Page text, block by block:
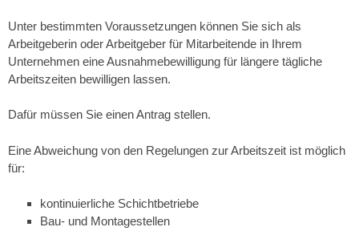
Unter bestimmten Voraussetzungen können Sie sich als
Arbeitgeberin oder Arbeitgeber für Mitarbeitende in Ihrem
Unternehmen eine Ausnahmebewilligung für längere tägliche
Arbeitszeiten bewilligen lassen.
Dafür müssen Sie einen Antrag stellen.
Eine Abweichung von den Regelungen zur Arbeitszeit ist möglich
für:
kontinuierliche Schichtbetriebe
Bau- und Montagestellen